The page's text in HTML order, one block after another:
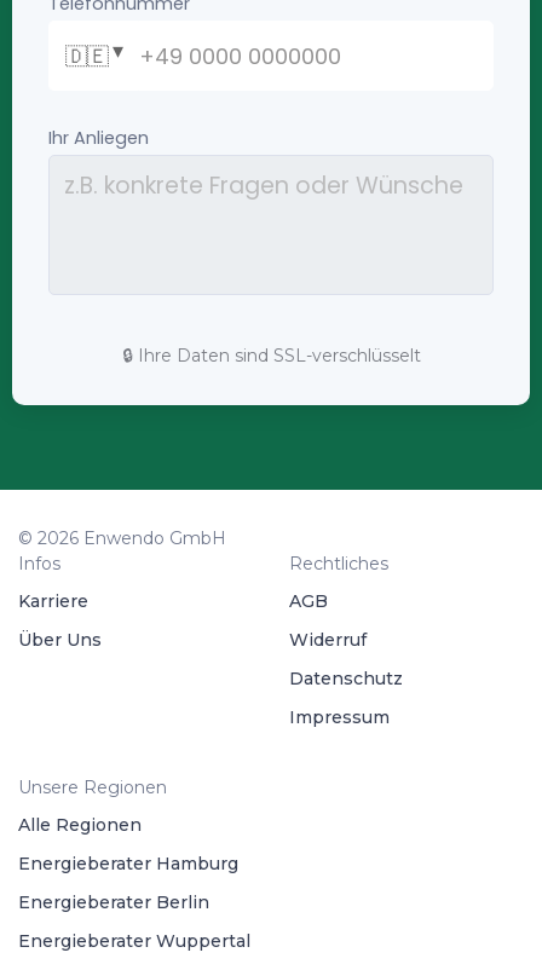
🔒 Ihre Daten sind SSL-verschlüsselt
© 2026 Enwendo GmbH
Infos
Karriere
Über Uns
Rechtliches
AGB
Widerruf
Datenschutz
Impressum
Unsere Regionen
Alle Regionen
Energieberater Hamburg
Energieberater Berlin
Energieberater Wuppertal